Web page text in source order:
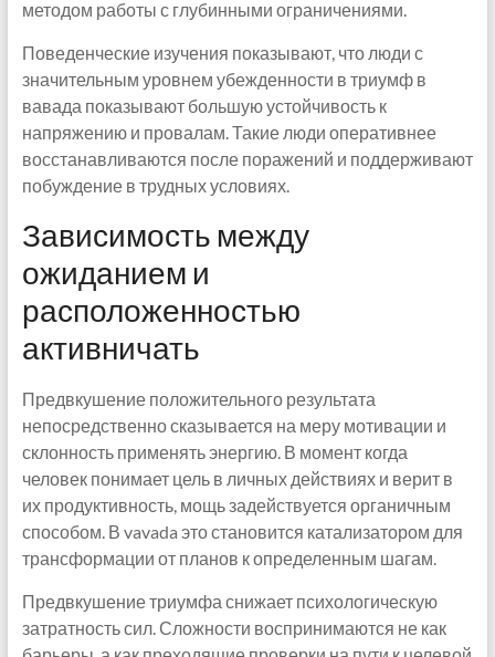
методом работы с глубинными ограничениями.
Поведенческие изучения показывают, что люди с
значительным уровнем убежденности в триумф в
вавада показывают большую устойчивость к
напряжению и провалам. Такие люди оперативнее
восстанавливаются после поражений и поддерживают
побуждение в трудных условиях.
Зависимость между
ожиданием и
расположенностью
активничать
Предвкушение положительного результата
непосредственно сказывается на меру мотивации и
склонность применять энергию. В момент когда
человек понимает цель в личных действиях и верит в
их продуктивность, мощь задействуется органичным
способом. В vavada это становится катализатором для
трансформации от планов к определенным шагам.
Предвкушение триумфа снижает психологическую
затратность сил. Сложности воспринимаются не как